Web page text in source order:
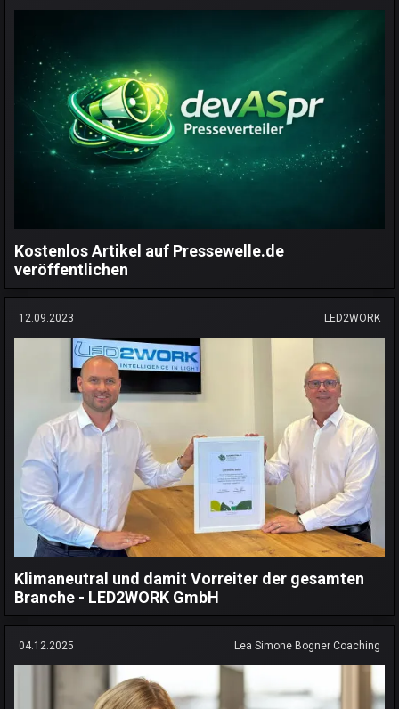
Kostenlos Artikel auf Pressewelle.de
veröffentlichen
12.09.2023 LED2WORK
Klimaneutral und damit Vorreiter der gesamten
Branche - LED2WORK GmbH
04.12.2025 Lea Simone Bogner Coaching